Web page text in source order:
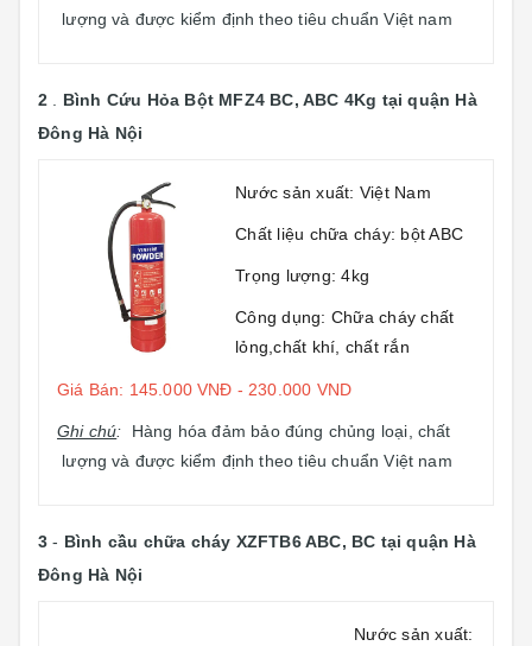
lượng và được kiểm định theo tiêu chuẩn Việt nam
2 Bình Cứu Hỏa Bột MFZ4 BC, ABC 4Kg tại quận Hà
Đông Hà Nội
Nước sản xuất: Việt Nam
Chất liệu chữa cháy: bột ABC
Trọng lượng: 4kg
Công dụng: Chữa cháy chất
lỏng,chất khí, chất rắn
Giá Bán: 145.000 VNĐ - 230.000 VND
Ghi chú: Hàng hóa đảm bảo đúng chủng loại, chất
lượng và được kiểm định theo tiêu chuẩn Việt nam
3 - Bình cầu chữa cháy XZFTB6 ABC, BC tại quận Hà
Đông Hà Nội
Nước sản xuất: